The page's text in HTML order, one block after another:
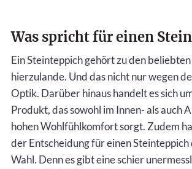
Was spricht für einen
Ein Steinteppich gehört zu den
hierzulande. Und das nicht nur wegen
Optik. Darüber hinaus handelt es sich
Produkt, das sowohl im Innen- als auch
hohen Wohlfühlkomfort sorgt. Zudem
der Entscheidung für einen
Wahl. Denn es gibt eine schier